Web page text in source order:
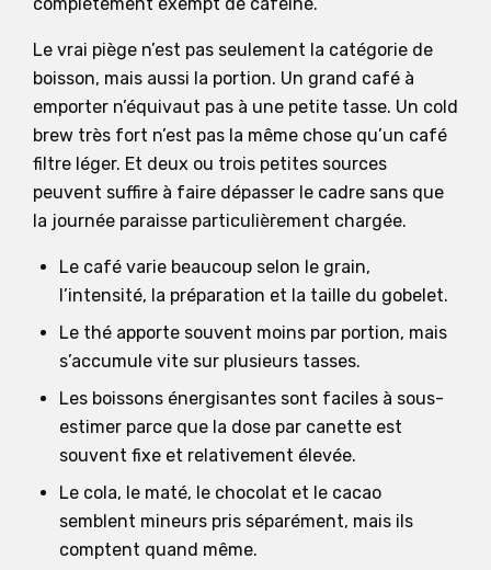
Le vrai piège n’est pas seulement la catégorie de
boisson, mais aussi la portion. Un grand café à
emporter n’équivaut pas à une petite tasse. Un cold
brew très fort n’est pas la même chose qu’un café
filtre léger. Et deux ou trois petites sources
peuvent suffire à faire dépasser le cadre sans que
la journée paraisse particulièrement chargée.
Le café varie beaucoup selon le grain,
l’intensité, la préparation et la taille du gobelet.
Le thé apporte souvent moins par portion, mais
s’accumule vite sur plusieurs tasses.
Les boissons énergisantes sont faciles à sous-
estimer parce que la dose par canette est
souvent fixe et relativement élevée.
Le cola, le maté, le chocolat et le cacao
semblent mineurs pris séparément, mais ils
comptent quand même.